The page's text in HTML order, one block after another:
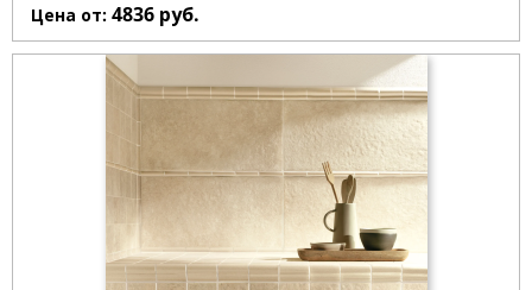
Цена от: 4836 руб.